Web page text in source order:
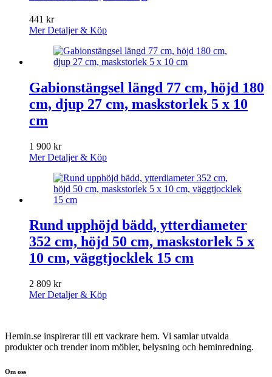
441 kr
Mer Detaljer & Köp
Gabionstängsel längd 77 cm, höjd 180
cm, djup 27 cm, maskstorlek 5 x 10
cm
1 900 kr
Mer Detaljer & Köp
Rund upphöjd bädd, ytterdiameter
352 cm, höjd 50 cm, maskstorlek 5 x
10 cm, väggtjocklek 15 cm
2 809 kr
Mer Detaljer & Köp
Hemin.se inspirerar till ett vackrare hem. Vi samlar utvalda
produkter och trender inom möbler, belysning och heminredning.
Om oss